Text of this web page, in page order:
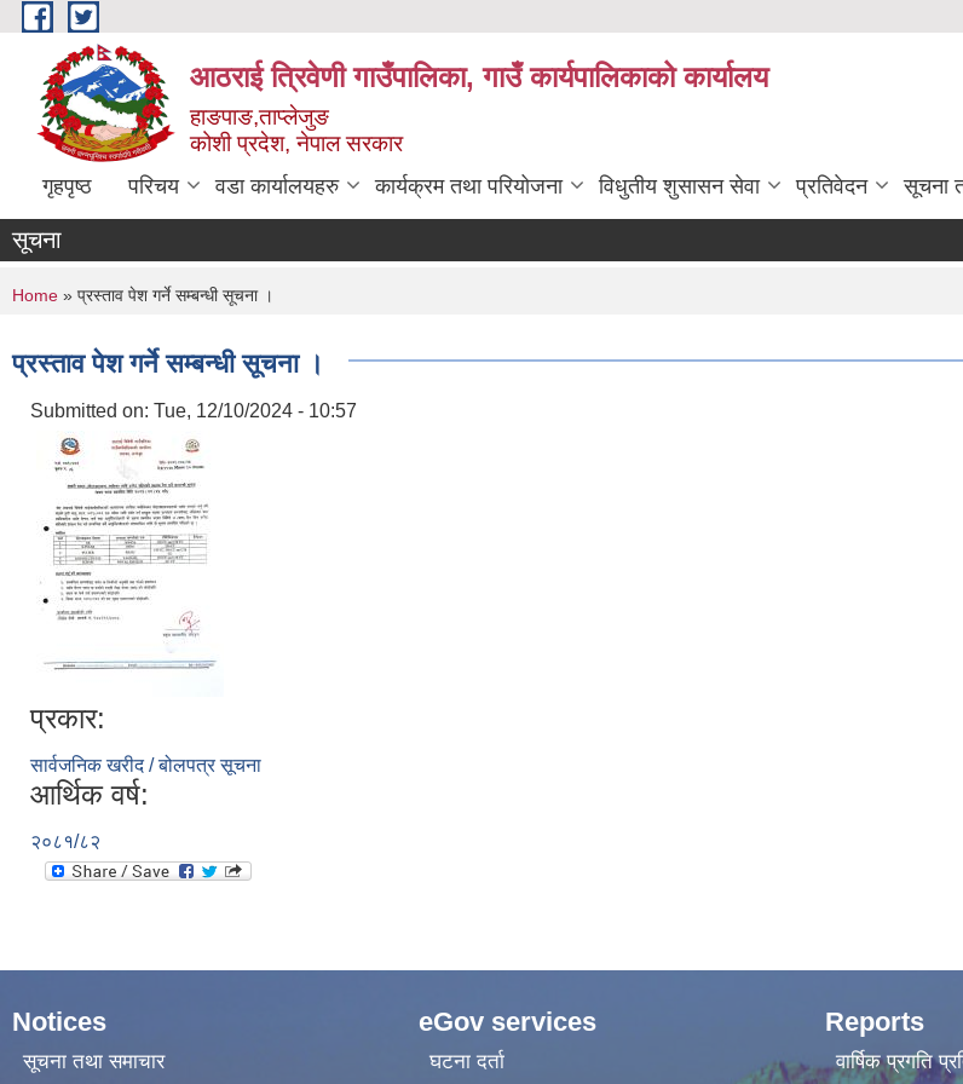
Skip to main content
आठराई त्रिवेणी गाउँपालिका, गाउँ कार्यपालिकाको कार्यालय
हाङपाङ,ताप्लेजुङ
कोशी प्रदेश, नेपाल सरकार
गृहपृष्ठ परिचय वडा कार्यालयहरु कार्यक्रम तथा परियोजना विधुतीय शुसासन सेवा प्रतिवेदन सूचना
सूचना
You are here
Home » प्रस्ताव पेश गर्ने सम्बन्धी सूचना ।
प्रस्ताव पेश गर्ने सम्बन्धी सूचना ।
Submitted on: Tue, 12/10/2024 - 10:57
प्रकार:
सार्वजनिक खरीद / बोलपत्र सूचना
आर्थिक वर्ष:
२०८१/८२
Notices
सूचना तथा समाचार
eGov services
घटना दर्ता
Reports
वार्षिक प्रगति